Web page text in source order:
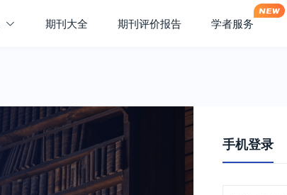
期刊大全 期刊评价报告 学者服务
手机登录